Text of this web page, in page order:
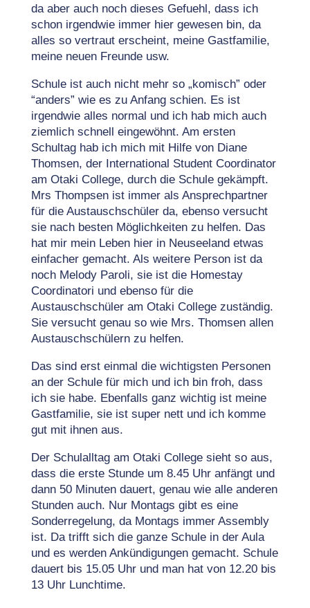
da aber auch noch dieses Gefuehl, dass ich
schon irgendwie immer hier gewesen bin, da
alles so vertraut erscheint, meine Gastfamilie,
meine neuen Freunde usw.
Schule ist auch nicht mehr so „komisch” oder
“anders” wie es zu Anfang schien. Es ist
irgendwie alles normal und ich hab mich auch
ziemlich schnell eingewöhnt. Am ersten
Schultag hab ich mich mit Hilfe von Diane
Thomsen, der International Student Coordinator
am Otaki College, durch die Schule gekämpft.
Mrs Thompsen ist immer als Ansprechpartner
für die Austauschschüler da, ebenso versucht
sie nach besten Möglichkeiten zu helfen. Das
hat mir mein Leben hier in Neuseeland etwas
einfacher gemacht. Als weitere Person ist da
noch Melody Paroli, sie ist die Homestay
Coordinatori und ebenso für die
Austauschschüler am Otaki College zuständig.
Sie versucht genau so wie Mrs. Thomsen allen
Austauschschülern zu helfen.
Das sind erst einmal die wichtigsten Personen
an der Schule für mich und ich bin froh, dass
ich sie habe. Ebenfalls ganz wichtig ist meine
Gastfamilie, sie ist super nett und ich komme
gut mit ihnen aus.
Der Schulalltag am Otaki College sieht so aus,
dass die erste Stunde um 8.45 Uhr anfängt und
dann 50 Minuten dauert, genau wie alle anderen
Stunden auch. Nur Montags gibt es eine
Sonderregelung, da Montags immer Assembly
ist. Da trifft sich die ganze Schule in der Aula
und es werden Ankündigungen gemacht. Schule
dauert bis 15.05 Uhr und man hat von 12.20 bis
13 Uhr Lunchtime.